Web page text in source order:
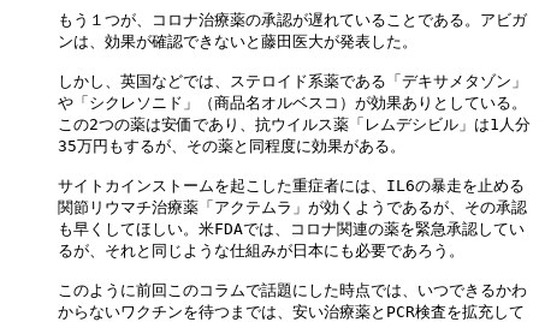
もう１つが、コロナ治療薬の承認が遅れていることである。アビガ
ンは、効果が確認できないと藤田医大が発表した。
しかし、英国などでは、ステロイド系薬である「デキサメタゾン」
や「シクレソニド」（商品名オルベスコ）が効果ありとしている。
この2つの薬は安価であり、抗ウイルス薬「レムデシビル」は1人分
35万円もするが、その薬と同程度に効果がある。
サイトカインストームを起こした重症者には、IL6の暴走を止める
関節リウマチ治療薬「アクテムラ」が効くようであるが、その承認
も早くしてほしい。米FDAでは、コロナ関連の薬を緊急承認してい
るが、それと同じような仕組みが日本にも必要であろう。
このように前回このコラムで話題にした時点では、いつできるかわ
からないワクチンを待つまでは、安い治療薬とPCR検査を拡充して